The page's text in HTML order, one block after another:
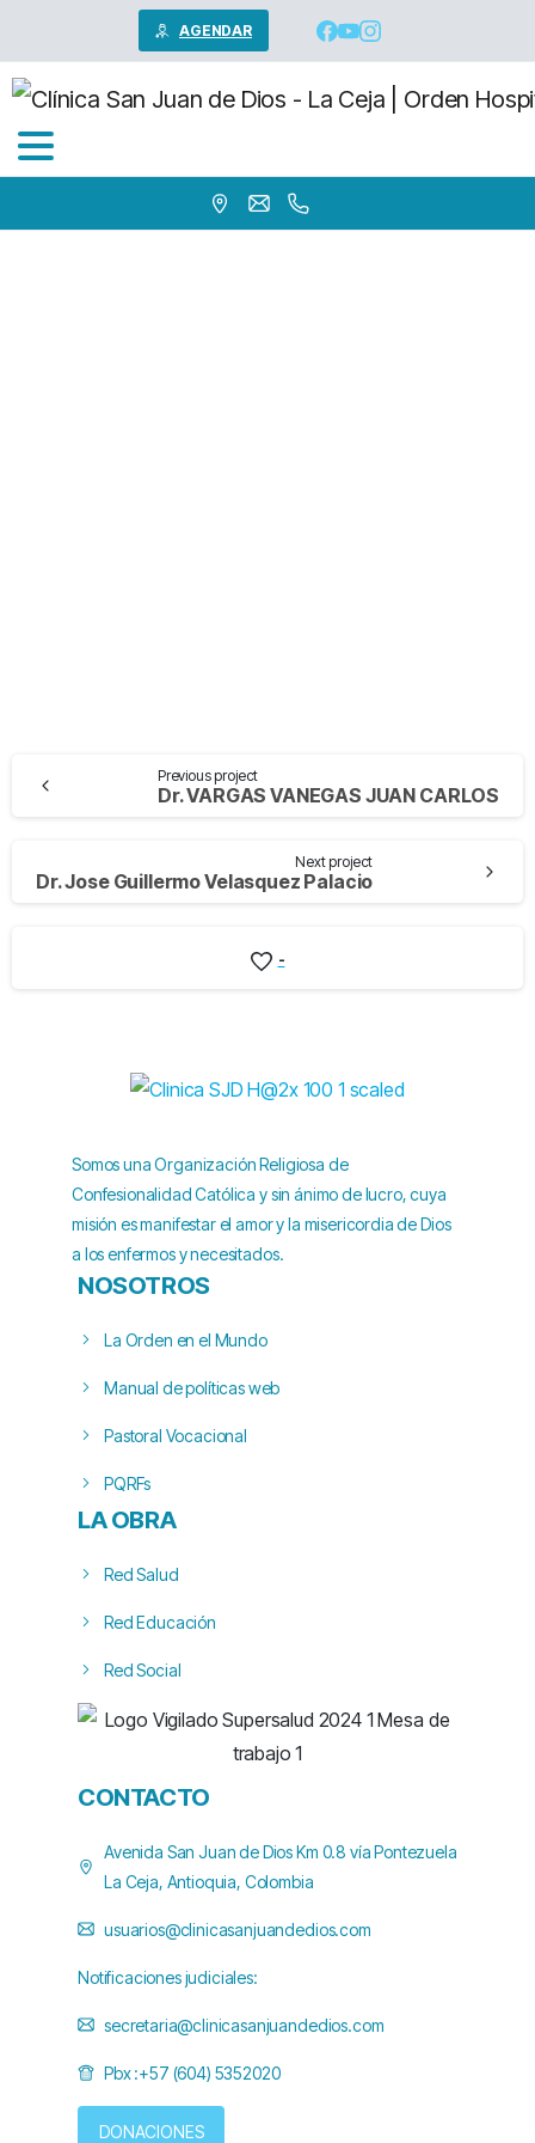
AGENDAR
Previous project
Dr. VARGAS VANEGAS JUAN CARLOS
Next project
Dr. Jose Guillermo Velasquez Palacio
-
Somos una Organización Religiosa de
Confesionalidad Católica y sin ánimo de lucro, cuya
misión es manifestar el amor y la misericordia de Dios
a los enfermos y necesitados.
NOSOTROS
La Orden en el Mundo
Manual de políticas web
Pastoral Vocacional
PQRFs
LA OBRA
Red Salud
Red Educación
Red Social
CONTACTO
Avenida San Juan de Dios Km 0.8 vía Pontezuela
La Ceja, Antioquia, Colombia
usuarios@clinicasanjuandedios.com
Notificaciones judiciales:
secretaria@clinicasanjuandedios.com
Pbx :+57 (604) 5352020
DONACIONES